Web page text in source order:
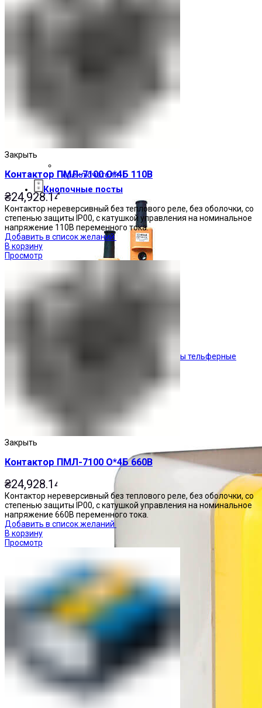
Переключатели
Кнопочные посты
Посты тельферные
Закрыть
Контактор ПМЛ-7100 О*4Б 110В
₴24,928.14
Контактор нереверсивный без теплового реле, без оболочки, со
степенью защиты IP00, с катушкой управления на номинальное
напряжение 110В переменного тока.
Добавить в список желаний
В корзину
Просмотр
Закрыть
Контактор ПМЛ-7100 О*4Б 660В
₴24,928.14
Контактор нереверсивный без теплового реле, без оболочки, со
степенью защиты IP00, с катушкой управления на номинальное
напряжение 660В переменного тока.
Добавить в список желаний
В корзину
Просмотр